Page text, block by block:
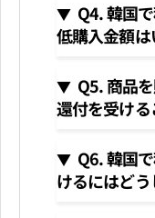
Q4. 韓国
低購入金額は
Q5. 商品
還付を受け
Q6. 韓国
けるにはど